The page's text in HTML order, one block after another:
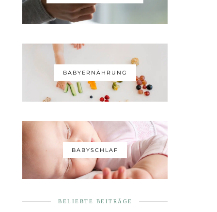
BABYERNÄHRUNG
BABYSCHLAF
BELIEBTE BEITRÄGE